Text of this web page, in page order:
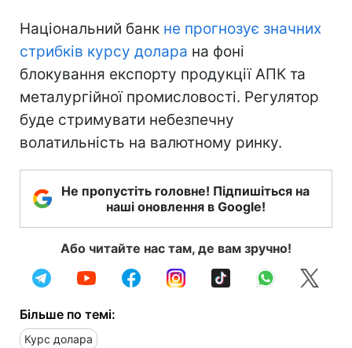
Національний банк не прогнозує значних
стрибків курсу долара на фоні
блокування експорту продукції АПК та
металургійної промисловості. Регулятор
буде стримувати небезпечну
волатильність на валютному ринку.
Не пропустіть головне! Підпишіться на
наші оновлення в Google!
Або читайте нас там, де вам зручно!
Більше по темі:
Курс долара